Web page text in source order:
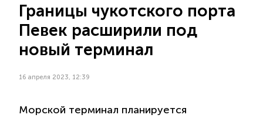
Границы чукотского порта
Певек расширили под
новый терминал
16 апреля 2023, 12:39
Морской терминал планируется